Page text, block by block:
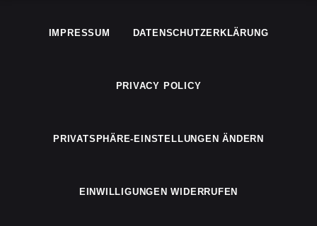
IMPRESSUM DATENSCHUTZERKLÄRUNG
PRIVACY POLICY
PRIVATSPHÄRE-EINSTELLUNGEN ÄNDERN
EINWILLIGUNGEN WIDERRUFEN